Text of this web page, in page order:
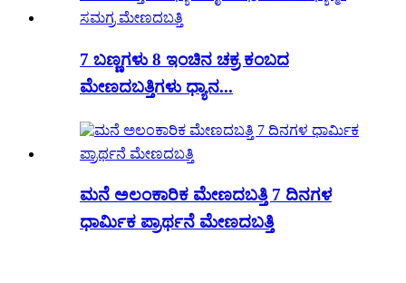
7 ಬಣ್ಣಗಳು 8 ಇಂಚಿನ ಚಕ್ರ ಕಂಬದ
ಮೇಣದಬತ್ತಿಗಳು ಧ್ಯಾನ...
ಮನೆ ಅಲಂಕಾರಿಕ ಮೇಣದಬತ್ತಿ 7 ದಿನಗಳ
ಧಾರ್ಮಿಕ ಪ್ರಾರ್ಥನೆ ಮೇಣದಬತ್ತಿ